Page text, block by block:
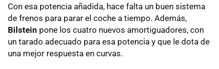
Con esa potencia añadida, hace falta un buen sistema
de frenos para parar el coche a tiempo. Además,
Bilstein pone los cuatro nuevos amortiguadores, con
un tarado adecuado para esa potencia y que le dota de
una mejor respuesta en curvas.